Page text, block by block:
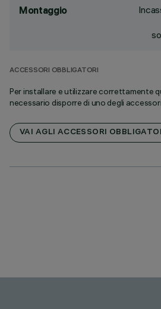
Montaggio
ACCESSORI OBBLIGATORI
Per installare e utilizzare correttamente
necessario disporre di uno degli
VAI AGLI ACCESSORI